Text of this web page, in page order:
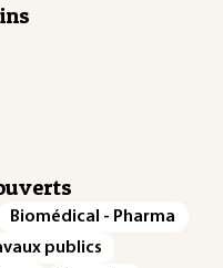
Biomédical - Pharma
publics